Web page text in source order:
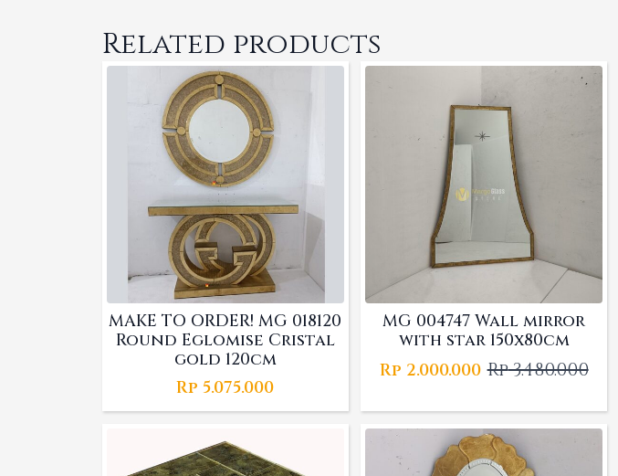
Related products
MAKE TO ORDER! MG 018120
Round Eglomise Cristal
gold 120cm
Rp 5.075.000
MG 004747 Wall mirror
with star 150x80cm
Rp3.480.000
Original
was:
Rp 3.480.000.
Rp 2.000.000 Current
is:
Rp 2.000.000.